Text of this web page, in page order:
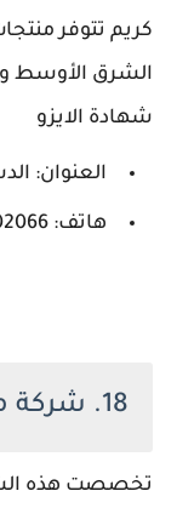
كريم تتوفر
الشرق الأوسط
شهادة الايزو
العنوان:
هاتف: 009651802066
18. شركة مجد للأغذية(ش. ك. م.م)
تخصصت هذه